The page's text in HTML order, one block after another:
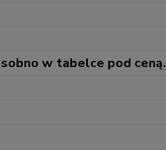
w tabelce pod ceną.